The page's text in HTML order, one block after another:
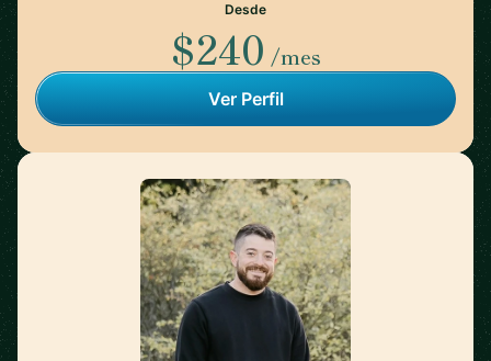
Desde
$240 /mes
Ver Perfil